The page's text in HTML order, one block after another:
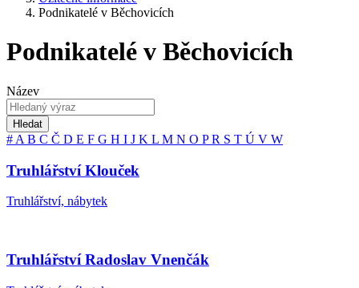
Podnikatelé v Běchovicích
Podnikatelé v Běchovicích
Název
Hledat
# A B C Č D E F G H I J K L M N O PR S T Ú V W
Truhlářství Klouček
Truhlářství, nábytek
Truhlářství Radoslav Vnenčák